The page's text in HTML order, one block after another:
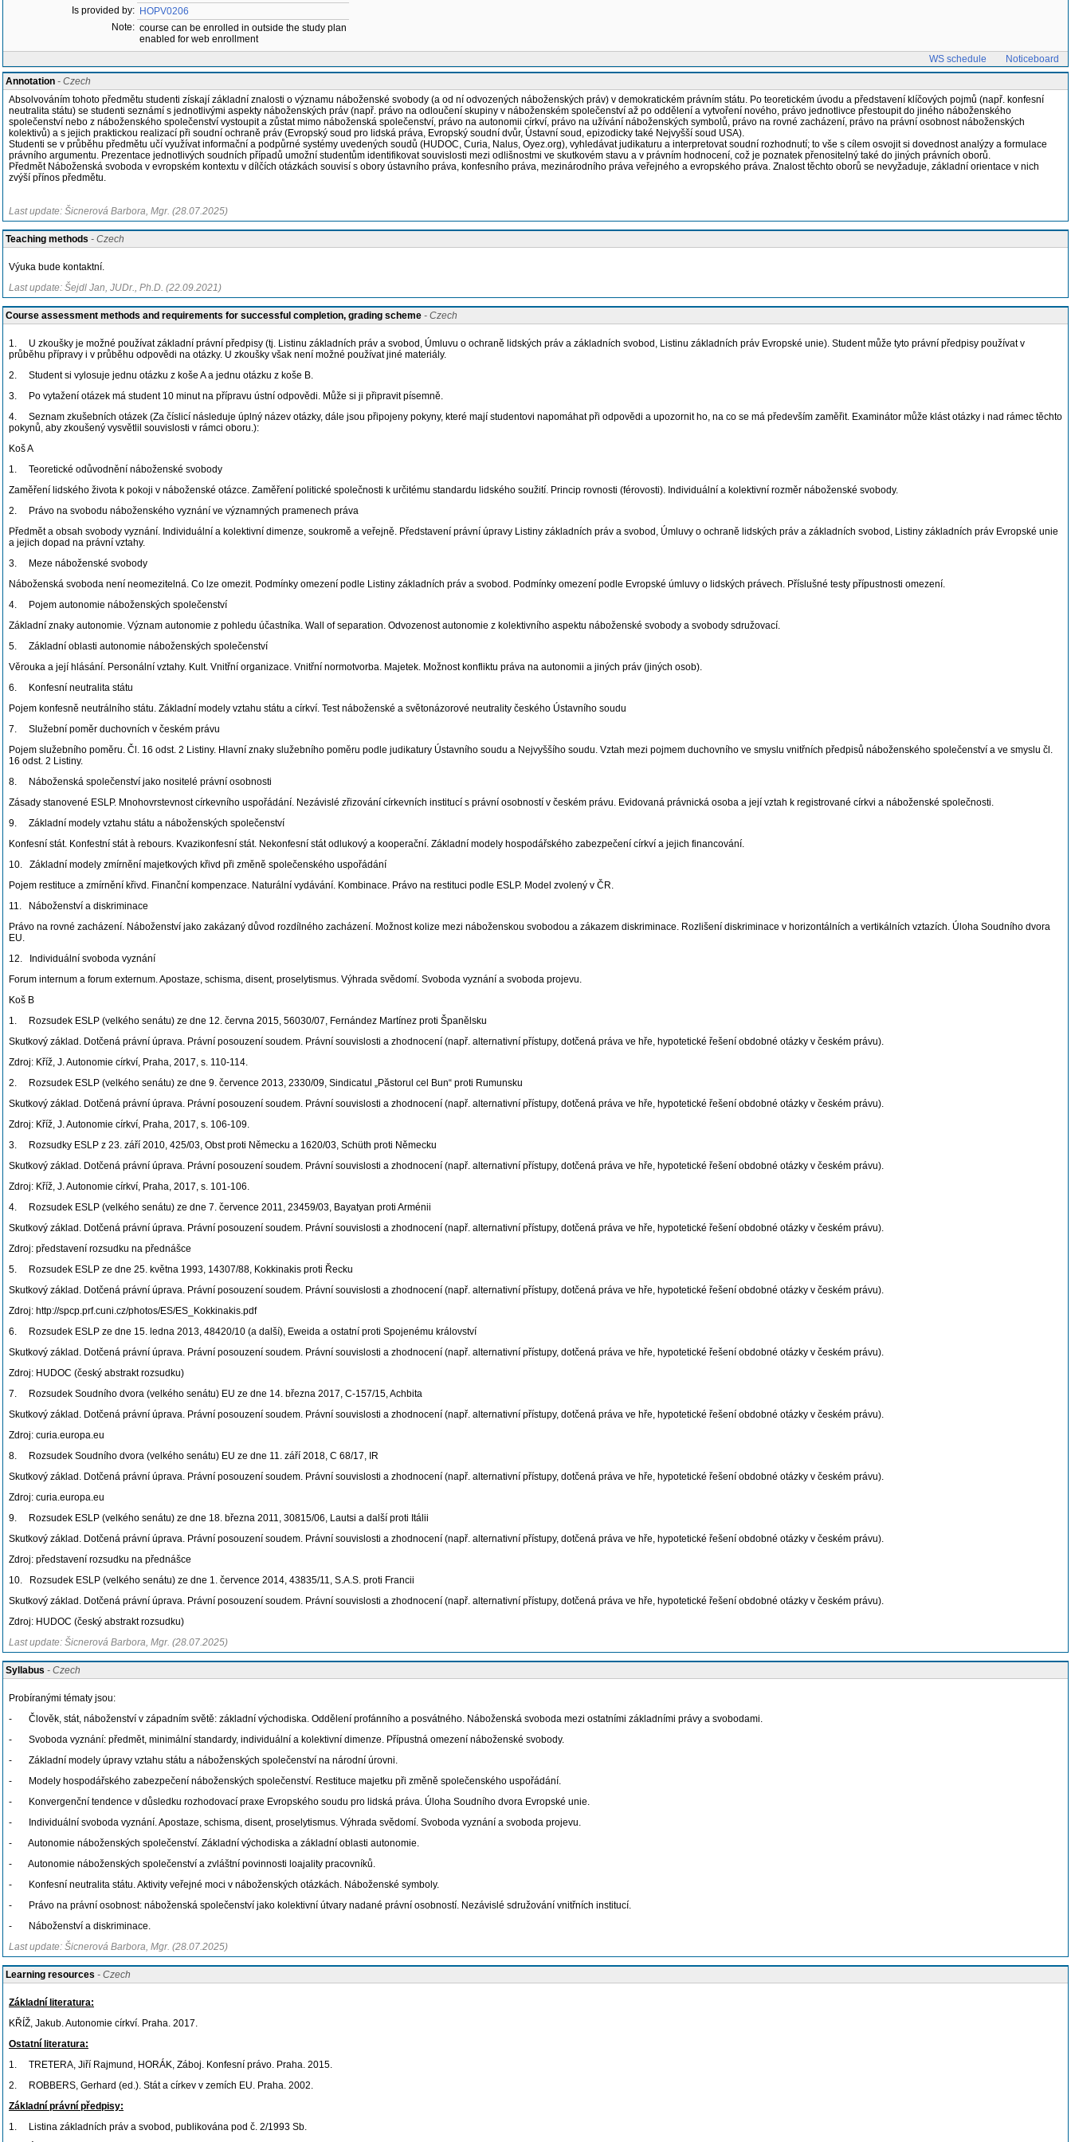
Is provided by: HOPV0206
Note: course can be enrolled in outside the study plan
enabled for web enrollment
WS schedule
Noticeboard
Annotation - Czech
Absolvováním tohoto předmětu studenti získají základní znalosti o významu náboženské svobody (a od ní odvozených náboženských práv) v demokratickém právním státu. Po teoretickém úvodu a představení klíčových pojmů (např. konfesní
neutralita státu) se studenti seznámí s jednotlivými aspekty náboženských práv (např. právo na odloučení skupiny v náboženském společenství až po oddělení a vytvoření nového, právo jednotlivce přestoupit do jiného náboženského
společenství nebo z náboženského společenství vystoupit a zůstat mimo náboženská společenství, právo na autonomii církví, právo na užívání náboženských symbolů, právo na rovné zacházení, právo na právní osobnost náboženských
kolektivů) a s jejich praktickou realizací při soudní ochraně práv (Evropský soud pro lidská práva, Evropský soudní dvůr, Ústavní soud, epizodicky také Nejvyšší soud USA).
Studenti se v průběhu předmětu učí využívat informační a podpůrné systémy uvedených soudů (HUDOC, Curia, Nalus, Oyez.org), vyhledávat judikaturu a interpretovat soudní rozhodnutí; to vše s cílem osvojit si dovednost analýzy a formulace
právního argumentu. Prezentace jednotlivých soudních případů umožní studentům identifikovat souvislosti mezi odlišnostmi ve skutkovém stavu a v právním hodnocení, což je poznatek přenositelný také do jiných právních oborů.
Předmět Náboženská svoboda v evropském kontextu v dílčích otázkách souvisí s obory ústavního práva, konfesního práva, mezinárodního práva veřejného a evropského práva. Znalost těchto oborů se nevyžaduje, základní orientace v nich
zvýší přínos předmětu.
Last update: Šicnerová Barbora, Mgr. (28.07.2025)
Teaching methods - Czech
Výuka bude kontaktní.
Last update: Šejdl Jan, JUDr., Ph.D. (22.09.2021)
Course assessment methods and requirements for successful completion, grading scheme - Czech
1. U zkoušky je možné používat základní právní předpisy (tj. Listinu základních práv a svobod, Úmluvu o ochraně lidských práv a základních svobod, Listinu základních práv Evropské unie). Student může tyto právní předpisy používat v
průběhu přípravy i v průběhu odpovědi na otázky. U zkoušky však není možné používat jiné materiály.
2. Student si vylosuje jednu otázku z koše A a jednu otázku z koše B.
3. Po vytažení otázek má student 10 minut na přípravu ústní odpovědi. Může si ji připravit písemně.
4. Seznam zkušebních otázek (Za číslicí následuje úplný název otázky, dále jsou připojeny pokyny, které mají studentovi napomáhat při odpovědi a upozornit ho, na co se má především zaměřit. Examinátor může klást otázky i nad rámec těchto
pokynů, aby zkoušený vysvětlil souvislosti v rámci oboru.):
Koš A
1. Teoretické odůvodnění náboženské svobody
Zaměření lidského života k pokoji v náboženské otázce. Zaměření politické společnosti k určitému standardu lidského soužití. Princip rovnosti (férovosti). Individuální a kolektivní rozměr náboženské svobody.
2. Právo na svobodu náboženského vyznání ve významných pramenech práva
Předmět a obsah svobody vyznání. Individuální a kolektivní dimenze, soukromě a veřejně. Představení právní úpravy Listiny základních práv a svobod, Úmluvy o ochraně lidských práv a základních svobod, Listiny základních práv Evropské unie
a jejich dopad na právní vztahy.
3. Meze náboženské svobody
Náboženská svoboda není neomezitelná. Co lze omezit. Podmínky omezení podle Listiny základních práv a svobod. Podmínky omezení podle Evropské úmluvy o lidských právech. Příslušné testy přípustnosti omezení.
4. Pojem autonomie náboženských společenství
Základní znaky autonomie. Význam autonomie z pohledu účastníka. Wall of separation. Odvozenost autonomie z kolektivního aspektu náboženské svobody a svobody sdružovací.
5. Základní oblasti autonomie náboženských společenství
Věrouka a její hlásání. Personální vztahy. Kult. Vnitřní organizace. Vnitřní normotvorba. Majetek. Možnost konfliktu práva na autonomii a jiných práv (jiných osob).
6. Konfesní neutralita státu
Pojem konfesně neutrálního státu. Základní modely vztahu státu a církví. Test náboženské a světonázorové neutrality českého Ústavního soudu
7. Služební poměr duchovních v českém právu
Pojem služebního poměru. Čl. 16 odst. 2 Listiny. Hlavní znaky služebního poměru podle judikatury Ústavního soudu a Nejvyššího soudu. Vztah mezi pojmem duchovního ve smyslu vnitřních předpisů náboženského společenství a ve smyslu čl.
16 odst. 2 Listiny.
8. Náboženská společenství jako nositelé právní osobnosti
Zásady stanovené ESLP. Mnohovrstevnost církevního uspořádání. Nezávislé zřizování církevních institucí s právní osobností v českém právu. Evidovaná právnická osoba a její vztah k registrované církvi a náboženské společnosti.
9. Základní modely vztahu státu a náboženských společenství
Konfesní stát. Konfestní stát à rebours. Kvazikonfesní stát. Nekonfesní stát odlukový a kooperační. Základní modely hospodářského zabezpečení církví a jejich financování.
10. Základní modely zmírnění majetkových křivd při změně společenského uspořádání
Pojem restituce a zmírnění křivd. Finanční kompenzace. Naturální vydávání. Kombinace. Právo na restituci podle ESLP. Model zvolený v ČR.
11. Náboženství a diskriminace
Právo na rovné zacházení. Náboženství jako zakázaný důvod rozdílného zacházení. Možnost kolize mezi náboženskou svobodou a zákazem diskriminace. Rozlišení diskriminace v horizontálních a vertikálních vztazích. Úloha Soudního dvora
EU.
12. Individuální svoboda vyznání
Forum internum a forum externum. Apostaze, schisma, disent, proselytismus. Výhrada svědomí. Svoboda vyznání a svoboda projevu.
Koš B
1. Rozsudek ESLP (velkého senátu) ze dne 12. června 2015, 56030/07, Fernández Martínez proti Španělsku
Skutkový základ. Dotčená právní úprava. Právní posouzení soudem. Právní souvislosti a zhodnocení (např. alternativní přístupy, dotčená práva ve hře, hypotetické řešení obdobné otázky v českém právu).
Zdroj: Kříž, J. Autonomie církví, Praha, 2017, s. 110-114.
2. Rozsudek ESLP (velkého senátu) ze dne 9. července 2013, 2330/09, Sindicatul „Păstorul cel Bun“ proti Rumunsku
Skutkový základ. Dotčená právní úprava. Právní posouzení soudem. Právní souvislosti a zhodnocení (např. alternativní přístupy, dotčená práva ve hře, hypotetické řešení obdobné otázky v českém právu).
Zdroj: Kříž, J. Autonomie církví, Praha, 2017, s. 106-109.
3. Rozsudky ESLP z 23. září 2010, 425/03, Obst proti Německu a 1620/03, Schüth proti Německu
Skutkový základ. Dotčená právní úprava. Právní posouzení soudem. Právní souvislosti a zhodnocení (např. alternativní přístupy, dotčená práva ve hře, hypotetické řešení obdobné otázky v českém právu).
Zdroj: Kříž, J. Autonomie církví, Praha, 2017, s. 101-106.
4. Rozsudek ESLP (velkého senátu) ze dne 7. července 2011, 23459/03, Bayatyan proti Arménii
Skutkový základ. Dotčená právní úprava. Právní posouzení soudem. Právní souvislosti a zhodnocení (např. alternativní přístupy, dotčená práva ve hře, hypotetické řešení obdobné otázky v českém právu).
Zdroj: představení rozsudku na přednášce
5. Rozsudek ESLP ze dne 25. května 1993, 14307/88, Kokkinakis proti Řecku
Skutkový základ. Dotčená právní úprava. Právní posouzení soudem. Právní souvislosti a zhodnocení (např. alternativní přístupy, dotčená práva ve hře, hypotetické řešení obdobné otázky v českém právu).
Zdroj: http://spcp.prf.cuni.cz/photos/ES/ES_Kokkinakis.pdf
6. Rozsudek ESLP ze dne 15. ledna 2013, 48420/10 (a další), Eweida a ostatní proti Spojenému království
Skutkový základ. Dotčená právní úprava. Právní posouzení soudem. Právní souvislosti a zhodnocení (např. alternativní přístupy, dotčená práva ve hře, hypotetické řešení obdobné otázky v českém právu).
Zdroj: HUDOC (český abstrakt rozsudku)
7. Rozsudek Soudního dvora (velkého senátu) EU ze dne 14. března 2017, C-157/15, Achbita
Skutkový základ. Dotčená právní úprava. Právní posouzení soudem. Právní souvislosti a zhodnocení (např. alternativní přístupy, dotčená práva ve hře, hypotetické řešení obdobné otázky v českém právu).
Zdroj: curia.europa.eu
8. Rozsudek Soudního dvora (velkého senátu) EU ze dne 11. září 2018, C 68/17, IR
Skutkový základ. Dotčená právní úprava. Právní posouzení soudem. Právní souvislosti a zhodnocení (např. alternativní přístupy, dotčená práva ve hře, hypotetické řešení obdobné otázky v českém právu).
Zdroj: curia.europa.eu
9. Rozsudek ESLP (velkého senátu) ze dne 18. března 2011, 30815/06, Lautsi a další proti Itálii
Skutkový základ. Dotčená právní úprava. Právní posouzení soudem. Právní souvislosti a zhodnocení (např. alternativní přístupy, dotčená práva ve hře, hypotetické řešení obdobné otázky v českém právu).
Zdroj: představení rozsudku na přednášce
10. Rozsudek ESLP (velkého senátu) ze dne 1. července 2014, 43835/11, S.A.S. proti Francii
Skutkový základ. Dotčená právní úprava. Právní posouzení soudem. Právní souvislosti a zhodnocení (např. alternativní přístupy, dotčená práva ve hře, hypotetické řešení obdobné otázky v českém právu).
Zdroj: HUDOC (český abstrakt rozsudku)
Last update: Šicnerová Barbora, Mgr. (28.07.2025)
Syllabus - Czech
Probíranými tématy jsou:
- Člověk, stát, náboženství v západním světě: základní východiska. Oddělení profánního a posvátného. Náboženská svoboda mezi ostatními základními právy a svobodami.
- Svoboda vyznání: předmět, minimální standardy, individuální a kolektivní dimenze. Přípustná omezení náboženské svobody.
- Základní modely úpravy vztahu státu a náboženských společenství na národní úrovni.
- Modely hospodářského zabezpečení náboženských společenství. Restituce majetku při změně společenského uspořádání.
- Konvergenční tendence v důsledku rozhodovací praxe Evropského soudu pro lidská práva. Úloha Soudního dvora Evropské unie.
- Individuální svoboda vyznání. Apostaze, schisma, disent, proselytismus. Výhrada svědomí. Svoboda vyznání a svoboda projevu.
- Autonomie náboženských společenství. Základní východiska a základní oblasti autonomie.
- Autonomie náboženských společenství a zvláštní povinnosti loajality pracovníků.
- Konfesní neutralita státu. Aktivity veřejné moci v náboženských otázkách. Náboženské symboly.
- Právo na právní osobnost: náboženská společenství jako kolektivní útvary nadané právní osobností. Nezávislé sdružování vnitřních institucí.
- Náboženství a diskriminace.
Last update: Šicnerová Barbora, Mgr. (28.07.2025)
Learning resources - Czech
Základní literatura:
KŘÍŽ, Jakub. Autonomie církví. Praha. 2017.
Ostatní literatura:
1. TRETERA, Jiří Rajmund, HORÁK, Záboj. Konfesní právo. Praha. 2015.
2. ROBBERS, Gerhard (ed.). Stát a církev v zemích EU. Praha. 2002.
Základní právní předpisy:
1. Listina základních práv a svobod, publikována pod č. 2/1993 Sb.